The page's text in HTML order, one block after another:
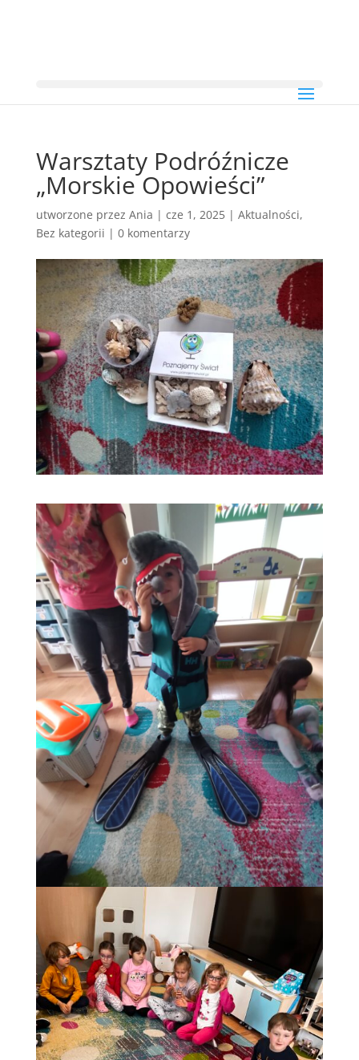
Warsztaty Podróźnicze
„Morskie Opowieści”
utworzone przez Ania | cze 1, 2025| Aktualności,
Bez kategorii | 0 komentarzy